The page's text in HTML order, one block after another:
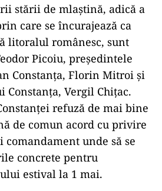
stării de mlaștină, adică a
care se încurajează ca
litoralul românesc, sunt
Picoiu, președintele
Constanța, Florin Mitroi și
Vergil Chițac.
refuză de mai bine
de comun acord cu privire
comandament unde să se
concrete pentru
estival la 1 mai.